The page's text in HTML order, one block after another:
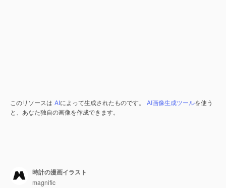
このリソースは AIによって生成されたものです。 AI画像生成ツールを使う
と、あなた独自の画像を作成できます。
時計の漫画イラスト
magnific